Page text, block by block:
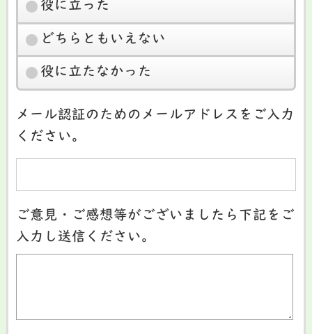
役に立った
どちらともいえない
役に立たなかった
メール認証のためのメールアドレスをご入力
ください。
ご意見・ご感想等がございましたら下記をご
入力し送信ください。